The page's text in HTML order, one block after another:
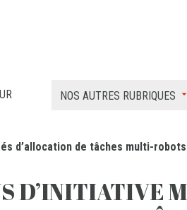
NOS AUTRES RUBRIQUES
d’allocation de tâches multi-
D’INITIATIVE